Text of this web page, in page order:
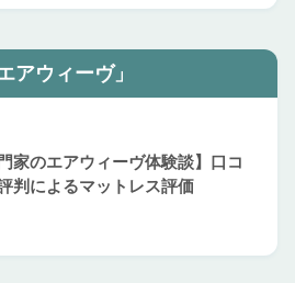
アウィーヴ」
門家のエアウィーヴ体験談】口コ
判によるマットレス評価